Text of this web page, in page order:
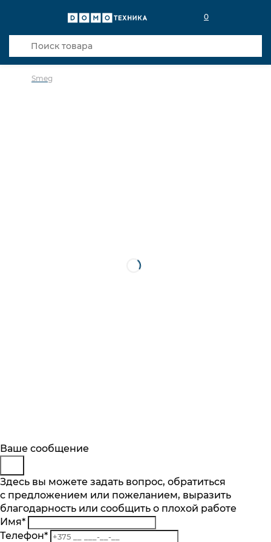
0
Smeg
Описание
Отзывы
Основные характеристики
Категория
Микроволновая печь встраиваемая
Объем камеры, л
Будьте в курсе
Подпишитесь на последние обновления
и узнавайте о новинках и специальных
предложениях первыми
Подписаться
Заказ обратного звонка
Представьтесь
Телефон*
Комментарий
Ваше сообщение
Здесь вы можете задать вопрос, обратиться
с предложением или пожеланием, выразить
благодарность или сообщить о плохой работе
Имя*
Телефон*